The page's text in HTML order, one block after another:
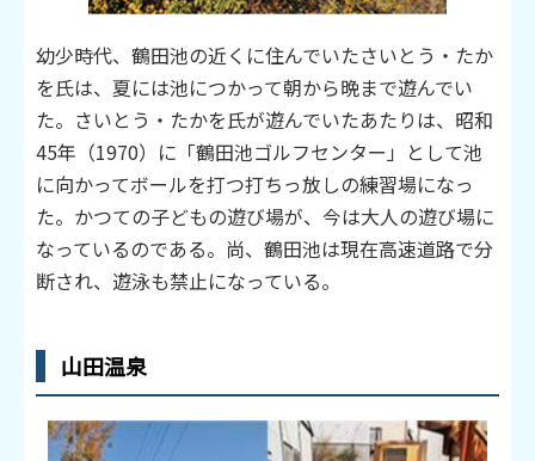
幼少時代、鶴田池の近くに住んでいたさいとう・たか
を氏は、夏には池につかって朝から晩まで遊んでい
た。さいとう・たかを氏が遊んでいたあたりは、昭和
45年（1970）に「鶴田池ゴルフセンター」として池
に向かってボールを打つ打ちっ放しの練習場になっ
た。かつての子どもの遊び場が、今は大人の遊び場に
なっているのである。尚、鶴田池は現在高速道路で分
断され、遊泳も禁止になっている。
山田温泉